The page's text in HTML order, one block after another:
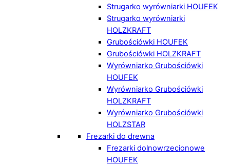
Strugarko wyrówniarki HOUFEK
Strugarko wyrówniarki
HOLZKRAFT
Grubościówki HOUFEK
Grubościówki HOLZKRAFT
Wyrówniarko Grubościówki
HOUFEK
Wyrówniarko Grubościówki
HOLZKRAFT
Wyrówniarko Grubościówki
HOLZSTAR
Frezarki do drewna
Frezarki dolnowrzecionowe
HOUFEK